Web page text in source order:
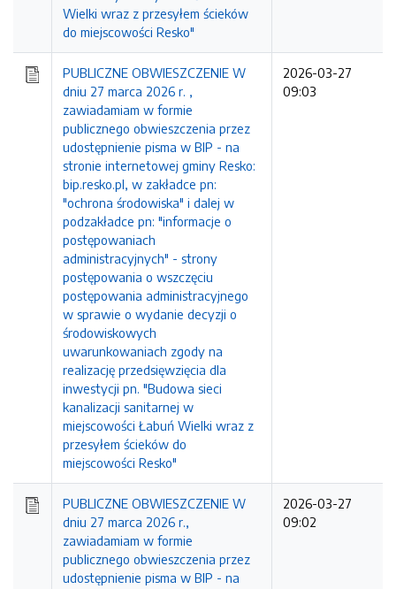
Wielki wraz z przesyłem ścieków
do miejscowości Resko"
PUBLICZNE OBWIESZCZENIE W
dniu 27 marca 2026 r. ,
zawiadamiam w formie
publicznego obwieszczenia przez
udostępnienie pisma w BIP - na
stronie internetowej gminy Resko:
bip.resko.pl, w zakładce pn:
"ochrona środowiska" i dalej w
podzakładce pn: "informacje o
postępowaniach
administracyjnych" - strony
postępowania o wszczęciu
postępowania administracyjnego
w sprawie o wydanie decyzji o
środowiskowych
uwarunkowaniach zgody na
realizację przedsięwzięcia dla
inwestycji pn. "Budowa sieci
kanalizacji sanitarnej w
miejscowości Łabuń Wielki wraz z
przesyłem ścieków do
miejscowości Resko"
2026-03-27
09:03
PUBLICZNE OBWIESZCZENIE W
dniu 27 marca 2026 r.,
zawiadamiam w formie
publicznego obwieszczenia przez
udostępnienie pisma w BIP - na
2026-03-27
09:02